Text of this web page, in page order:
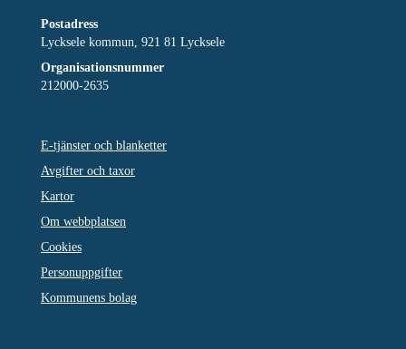
Postadress
Lycksele kommun, 921 81 Lycksele
Organisationsnummer
212000-2635
E-tjänster och blanketter
Avgifter och taxor
Kartor
Om webbplatsen
Cookies
Personuppgifter
Kommunens bolag